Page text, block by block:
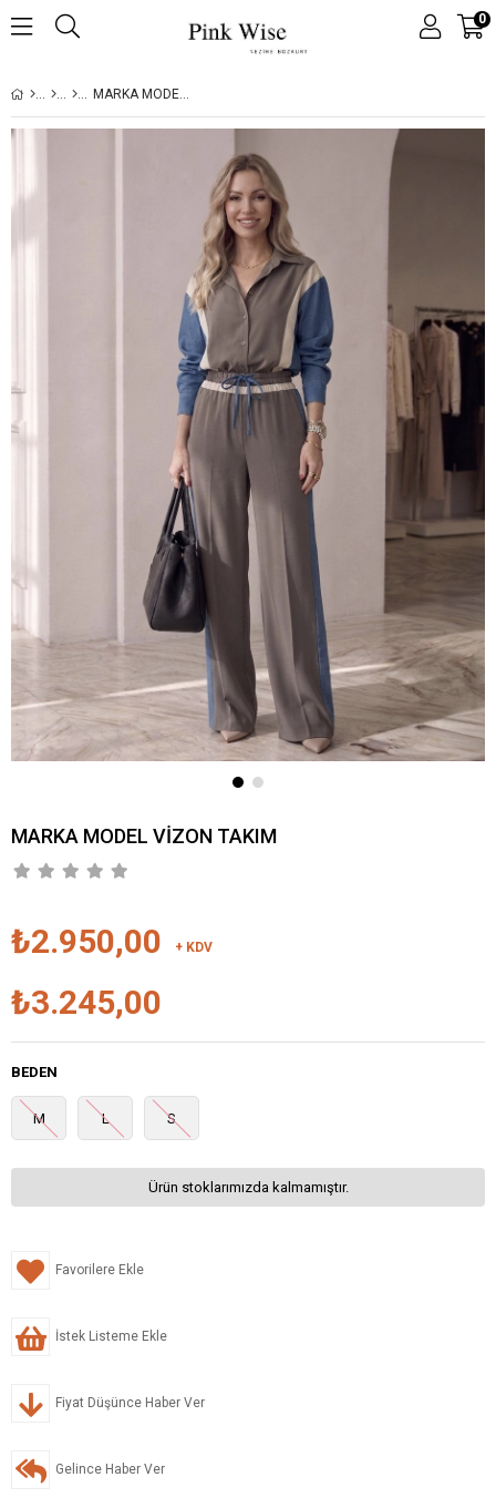
0
MARKA MODEL VİZON TAKIM
MARKA MODEL VİZON TAKIM
₺2.950,00 + KDV
₺3.245,00
BEDEN
M L S
Ürün stoklarımızda kalmamıştır.
Favorilere Ekle
İstek Listeme Ekle
Fiyat Düşünce Haber Ver
Gelince Haber Ver